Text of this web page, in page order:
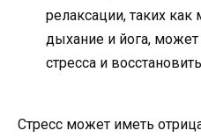
релаксации, таких как
дыхание и йога,
стресса и
Стресс может иметь